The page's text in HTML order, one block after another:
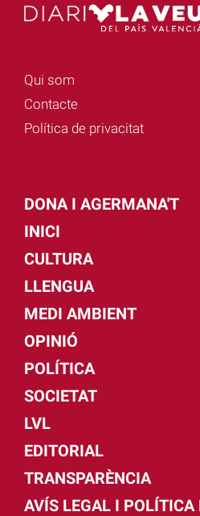
Qui som
Contacte
Política de privacitat
DONA I AGERMANA'T
INICI
CULTURA
LLENGUA
MEDI AMBIENT
OPINIÓ
POLÍTICA
SOCIETAT
LVL
EDITORIAL
TRANSPARÈNCIA
AVÍS LEGAL I POLÍTICA